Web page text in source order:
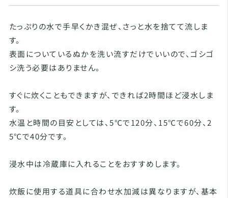
たっぷりの水で手早くかき混ぜ、さっと水を捨てて流しま
す。
表面についているぬかを洗い流すだけでいいので、ゴシゴ
シ洗う必要はありません。
すぐに炊くこともできますが、できれば2時間ほど浸水しま
す。
水温と時間の目安としては、5℃で120分、15℃で60分、2
5℃で40分です。
浸水中は冷蔵庫に入れることをおすすめします。
炊飯に使用する道具に合わせ水加減は異なりますが、基本